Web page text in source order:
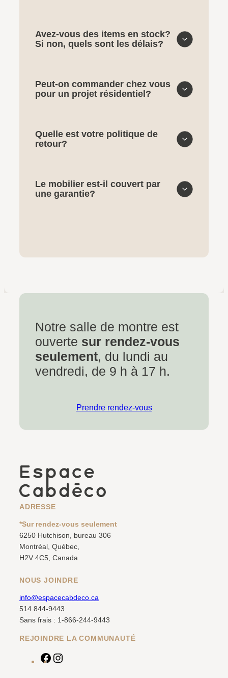
Avez-vous des items en stock?
Si non, quels sont les délais?
Peut-on commander chez vous
pour un projet résidentiel?
Quelle est votre politique de
retour?
Le mobilier est-il couvert par
une garantie?
Notre salle de montre est
ouverte sur rendez-vous
seulement, du lundi au
vendredi, de 9 h à 17 h.
Prendre rendez-vous
ADRESSE
*Sur rendez-vous seulement
6250 Hutchison, bureau 306
Montréal, Québec,
H2V 4C5, Canada
NOUS JOINDRE
info@espacecabdeco.ca
514 844-9443
Sans frais : 1-866-244-9443
REJOINDRE LA COMMUNAUTÉ
F